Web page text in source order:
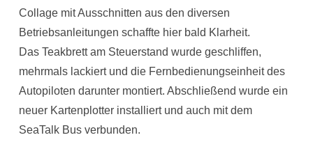
Collage mit Ausschnitten aus den diversen
Betriebsanleitungen schaffte hier bald Klarheit.
Das Teakbrett am Steuerstand wurde geschliffen,
mehrmals lackiert und die Fernbedienungseinheit des
Autopiloten darunter montiert. Abschließend wurde ein
neuer Kartenplotter installiert und auch mit dem
SeaTalk Bus verbunden.